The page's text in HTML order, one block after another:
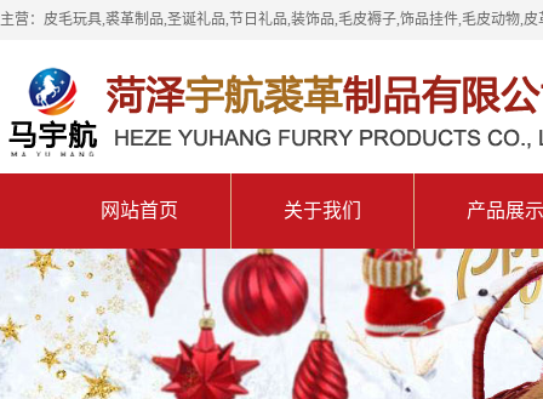
主营：皮毛玩具,裘革制品,圣诞礼品,节日礼品,装饰品,毛皮褥子,饰品挂件,毛皮动物,
网站首页 关于我们 产品展示